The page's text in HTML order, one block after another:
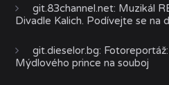
git.83channel.net: Muzikál
Divadle Kalich. Podívejte se na
git.dieselor.bg:
Mýdlového prince na souboj